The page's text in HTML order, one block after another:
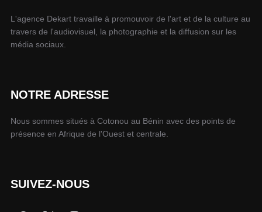
L'agence Dekart travaille à promouvoir de l'art et de la culture au
travers de l'audiovisuel, la photographie et la diffusion sur les
média sociaux.
NOTRE ADRESSE
Nous sommes situés à Cotonou au Bénin avec des points de
présence en Afrique de l'Ouest et centrale.
SUIVEZ-NOUS